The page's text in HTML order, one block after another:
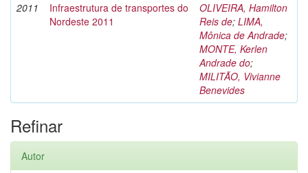
2011
Infraestrutura de transportes do
Nordeste 2011
OLIVEIRA, Hamilton
Reis de; LIMA,
Mônica de Andrade;
MONTE, Kerlen
Andrade do;
MILITÃO, Vivianne
Benevides
Refinar
Autor